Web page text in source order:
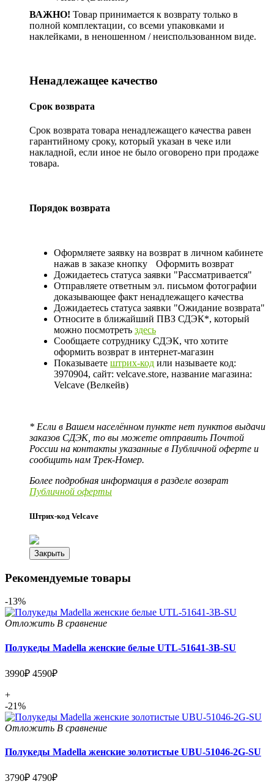
ВАЖНО! Товар принимается к возврату только в
полной комплектации, со всеми упаковками и
наклейками, в неношенном / неиспользованном виде.
Ненадлежащее качество
Срок возврата
Срок возврата товара ненадлежащего качества равен
гарантийному сроку, который указан в чеке или
накладной, если иное не было оговорено при продаже
товара.
Порядок возврата
Оформляете заявку на возврат в личном кабинете
нажав в заказе кнопку
Оформить возврат
Дожидаетесь статуса заявки "Рассматривается"
Отправляете ответным эл. письмом фотографии
доказывающее факт ненадлежащего качества
Дожидаетесь статуса заявки "Ожидание возврата"
Относите в ближайший ПВЗ СДЭК*, который
можно посмотреть здесь
Сообщаете сотруднику СДЭК, что хотите
оформить возврат в интернет-магазин
Показываете штрих-код или называете код:
3970904, сайт: velcave.store, название магазина:
Velcave (Велкейв)
* Если в Вашем населённом пункте нет пунктов выдачи
заказов СДЭК, то вы можете отправить Почтой
России на контакты указанные в Публичной оферте и
сообщить нам Трек-Номер.
Более подробная информация в разделе возврат
Публичной оферты
Штрих-код Velcave
Закрыть
Рекомендуемые товары
-13%
Отложить В сравнение
Полукеды Madella женские белые UTL-51641-3B-SU
3990₽ 4590₽
+
-21%
Отложить В сравнение
Полукеды Madella женские золотистые UBU-51046-2G-SU
3790₽ 4790₽